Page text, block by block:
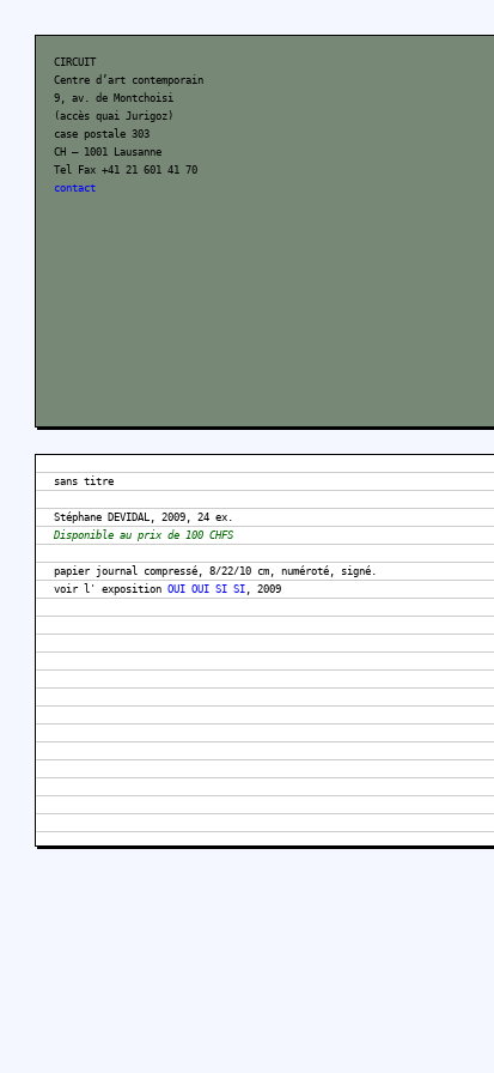
CIRCUIT
Centre d’art contemporain
9, av. de Montchoisi
(accès quai Jurigoz)
case postale 303
CH – 1001 Lausanne
Tel Fax +41 21 601 41 70
contact
sans titre
Stéphane DEVIDAL, 2009, 24 ex.
Disponible au prix de 100 CHFS
papier journal compressé, 8/22/10 cm, numéroté, signé.
voir l' exposition OUI OUI SI SI , 2009